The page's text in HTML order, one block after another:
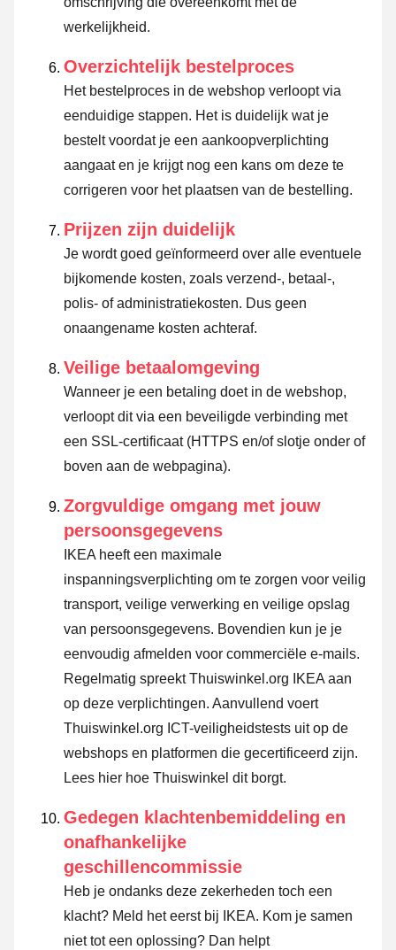
werkelijkheid.
Overzichtelijk bestelproces
Het bestelproces in de webshop verloopt via
eenduidige stappen. Het is duidelijk wat je
bestelt voordat je een aankoopverplichting
aangaat en je krijgt nog een kans om deze te
corrigeren voor het plaatsen van de bestelling.
Prijzen zijn duidelijk
Je wordt goed geïnformeerd over alle eventuele
bijkomende kosten, zoals verzend-, betaal-,
polis- of administratiekosten. Dus geen
onaangename kosten achteraf.
Veilige betaalomgeving
Wanneer je een betaling doet in de webshop,
verloopt dit via een beveiligde verbinding met
een SSL-certificaat (HTTPS en/of slotje onder of
boven aan de webpagina).
Zorgvuldige omgang met jouw
persoonsgegevens
IKEA heeft een maximale
inspanningsverplichting om te zorgen voor veilig
transport, veilige verwerking en veilige opslag
van persoonsgegevens. Bovendien kun je je
eenvoudig afmelden voor commerciële e-mails.
Regelmatig spreekt Thuiswinkel.org IKEA aan
op deze verplichtingen. Aanvullend voert
Thuiswinkel.org ICT-veiligheidstests uit op de
webshops en platformen die gecertificeerd zijn.
Lees hier hoe Thuiswinkel dit borgt.
Gedegen klachtenbemiddeling en
onafhankelijke
geschillencommissie
Heb je ondanks deze zekerheden toch een
klacht? Meld het eerst bij IKEA. Kom je samen
niet tot een oplossing? Dan helpt